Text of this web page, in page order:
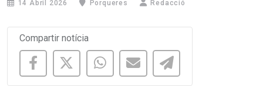
14 Abril 2026 Porqueres Redacció
Compartir notícia